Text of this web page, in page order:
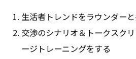
生活者トレンドをラウンダー
交渉のシナリオ＆トークスク
ージトレーニングをする